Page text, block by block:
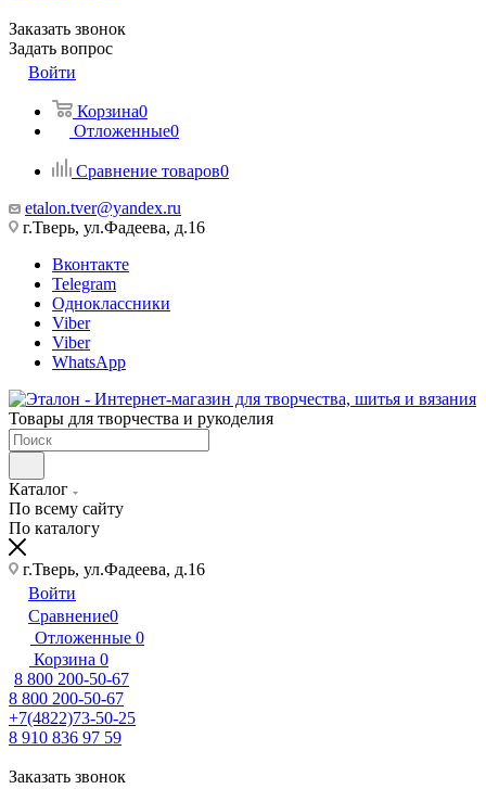
Заказать звонок
Задать вопрос
Войти
Корзина0
Отложенные0
Сравнение товаров0
etalon.tver@yandex.ru
г.Тверь, ул.Фадеева, д.16
Вконтакте
Telegram
Одноклассники
Viber
Viber
WhatsApp
Товары для творчества и рукоделия
Каталог
По всему сайту
По каталогу
г.Тверь, ул.Фадеева, д.16
Войти
Сравнение0
Отложенные 0
Корзина 0
8 800 200-50-67
8 800 200-50-67
+7(4822)73-50-25
8 910 836 97 59
Заказать звонок